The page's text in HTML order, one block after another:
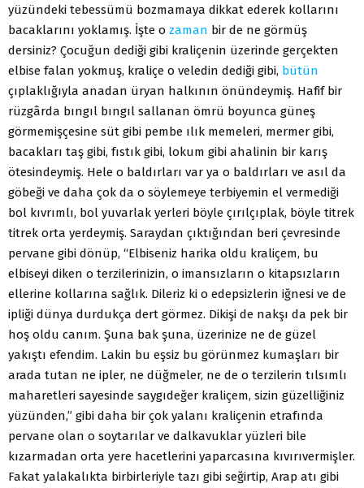
yüzündeki tebessümü bozmamaya dikkat ederek kollarını
bacaklarını yoklamış. İşte o zaman bir de ne görmüş
dersiniz? Çocuğun dediği gibi kraliçenin üzerinde gerçekten
elbise falan yokmuş, kraliçe o veledin dediği gibi, bütün
çıplaklığıyla anadan üryan halkının önündeymiş. Hafif bir
rüzgârda bıngıl bıngıl sallanan ömrü boyunca güneş
görmemişçesine süt gibi pembe ılık memeleri, mermer gibi,
bacakları taş gibi, fıstık gibi, lokum gibi ahalinin bir karış
ötesindeymiş. Hele o baldırları var ya o baldırları ve asıl da
göbeği ve daha çok da o söylemeye terbiyemin el vermediği
bol kıvrımlı, bol yuvarlak yerleri böyle çırılçıplak, böyle titrek
titrek orta yerdeymiş. Saraydan çıktığından beri çevresinde
pervane gibi dönüp, “Elbiseniz harika oldu kraliçem, bu
elbiseyi diken o terzilerinizin, o imansızların o kitapsızların
ellerine kollarına sağlık. Dileriz ki o edepsizlerin iğnesi ve de
ipliği dünya durdukça dert görmez. Dikişi de nakşı da pek bir
hoş oldu canım. Şuna bak şuna, üzerinize ne de güzel
yakıştı efendim. Lakin bu eşsiz bu görünmez kumaşları bir
arada tutan ne ipler, ne düğmeler, ne de o terzilerin tılsımlı
maharetleri sayesinde saygıdeğer kraliçem, sizin güzelliğiniz
yüzünden,” gibi daha bir çok yalanı kraliçenin etrafında
pervane olan o soytarılar ve dalkavuklar yüzleri bile
kızarmadan orta yere hacetlerini yaparcasına kıvırıvermişler.
Fakat yalakalıkta birbirleriyle tazı gibi seğirtip, Arap atı gibi